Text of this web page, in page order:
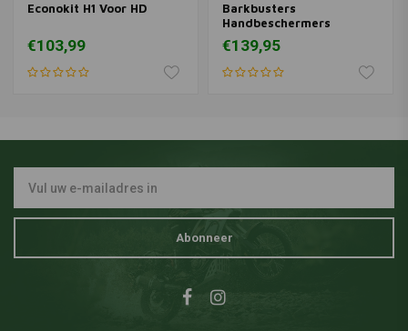
Econokit H1 Voor HD
€103,99
Barkbusters
Handbeschermers
Montageset Yamaha
Ténéré 700
€139,95
Abonneer